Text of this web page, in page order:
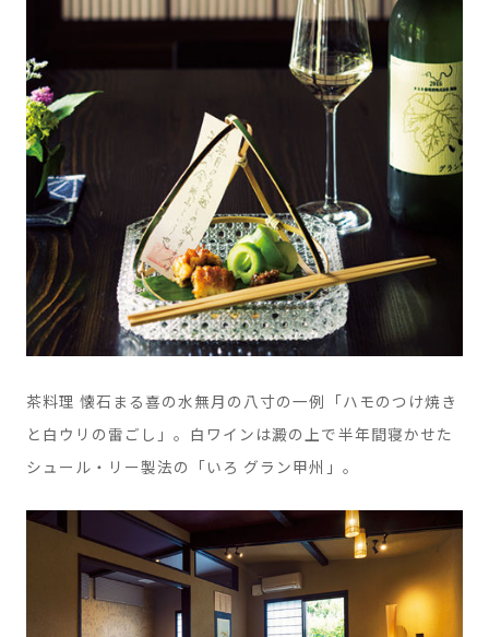
茶料理 懐石まる喜の水無月の八寸の一例「ハモのつけ焼き
と白ウリの雷ごし」。白ワインは澱の上で半年間寝かせた
シュール・リー製法の「いろ グラン甲州」。